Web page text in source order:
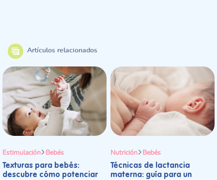
Artículos relacionados
Estimulación Bebés
Texturas para bebés:
descubre cómo potenciar
Nutrición Bebés
Técnicas de lactancia
materna: guía para un